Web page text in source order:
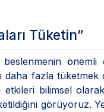
Tüketin”
daha fazla
etkileri bilimsel
görüyoruz.